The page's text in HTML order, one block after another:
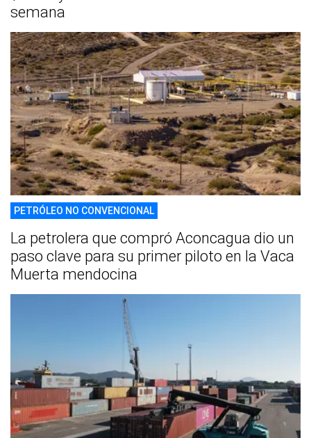
semana
PETRÓLEO NO CONVENCIONAL
La petrolera que compró Aconcagua dio un
paso clave para su primer piloto en la Vaca
Muerta mendocina